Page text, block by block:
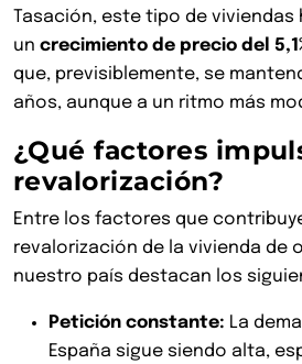
Tasación, este tipo de viviendas
un crecimiento de precio del
que, previsiblemente, se
años, aunque a un ritmo más
¿Qué factores
revalorización?
Entre los factores que
revalorización de la vivienda de
nuestro país destacan los
Petición constante: La
España sigue siendo alta,